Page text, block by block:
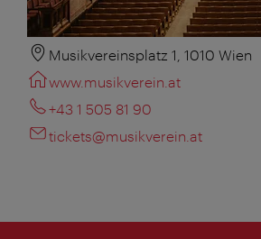
Musikvereinsplatz 1, 1010 Wien
www.musikverein.at
+43 1 505 81 90
tickets@musikverein.at